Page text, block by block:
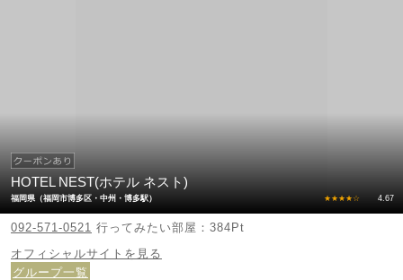
HOTEL NEST(ホテル ネスト)
福岡県（福岡市博多区・中州・博多駅） ★★★★☆ 4.67
092-571-0521 行ってみたい部屋：384Pt
オフィシャルサイトを見る
グループ一覧